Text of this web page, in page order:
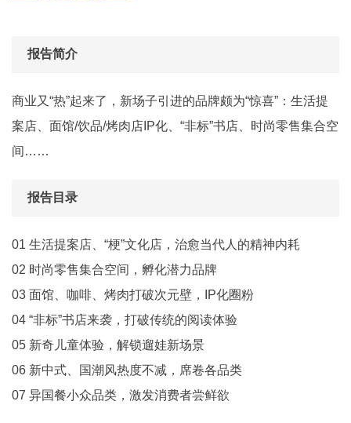
报告简介
商业又“热”起来了，新场子引进的品牌颇为“惊喜”：生活提
案店、面馆/饮品/烤肉店IP化、“非标”书店、时尚零售集合空
间……
报告目录
01 生活提案店、“梗”文化店，治愈当代人的精神内耗
02 时尚零售集合空间，孵化潜力品牌
03 面馆、咖啡、烤肉打破次元壁，IP化圈粉
04 “非标”书店来袭，打破传统的阅读体验
05 新奇儿童体验，解锁遛娃新场景
06 新中式、国潮风热度不减，席卷各品类
07 异国餐小众品类，激发消费者尝鲜欲